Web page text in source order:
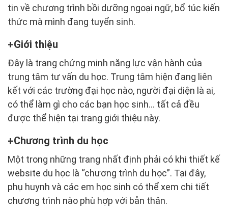
tin về chương trình bồi dưỡng ngoại ngữ, bổ túc kiến
thức mà mình đang tuyển sinh.
Giới thiệu
Đây là trang chứng minh năng lực vận hành của
trung tâm tư vấn du học. Trung tâm hiện đang liên
kết với các trường đại học nào, người đại diện là ai,
có thể làm gì cho các bạn học sinh… tất cả đều
được thể hiện tại trang giới thiệu này.
Chương trình du học
Một trong những trang nhất định phải có khi thiết kế
website du học là “chương trình du học”. Tại đây,
phụ huynh và các em học sinh có thể xem chi tiết
chương trình nào phù hợp với bản thân.